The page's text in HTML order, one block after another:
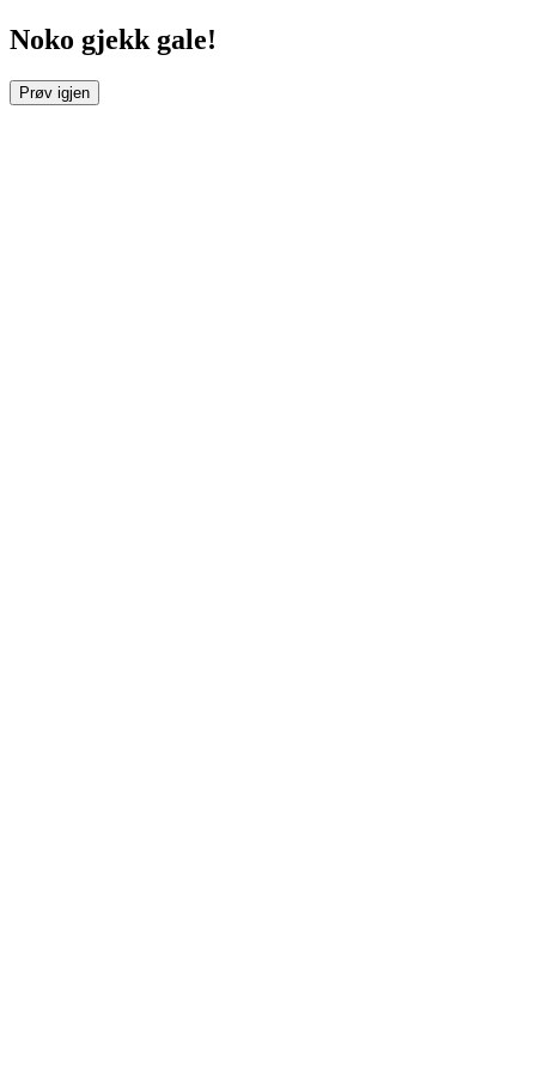
Noko gjekk gale!
Prøv igjen